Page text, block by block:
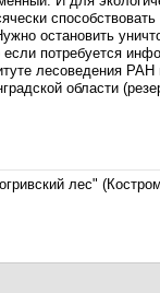
остановить
потребуется
лесоведения
области
лес"